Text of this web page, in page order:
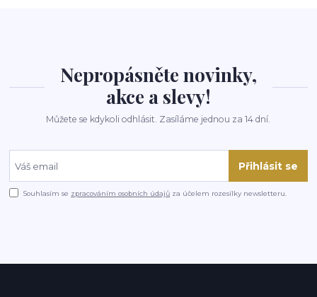
Nepropásněte novinky,
akce a slevy!
Můžete se kdykoli odhlásit. Zasíláme jednou za 14 dní.
Přihlásit se
Souhlasím se zpracováním osobních údajů za účelem rozesílky newsletteru.